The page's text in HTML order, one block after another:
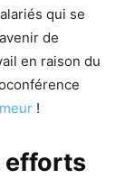
qui se
de
en raison du
!
efforts